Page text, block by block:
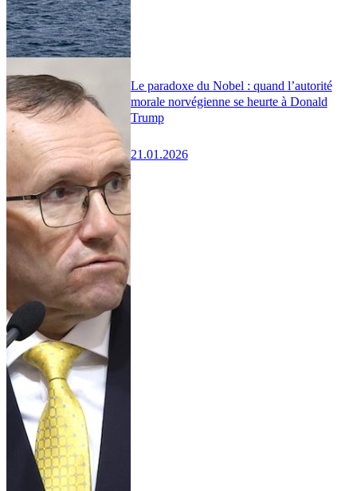
Le paradoxe du Nobel : quand l’autorité
morale norvégienne se heurte à Donald
Trump
21.01.2026